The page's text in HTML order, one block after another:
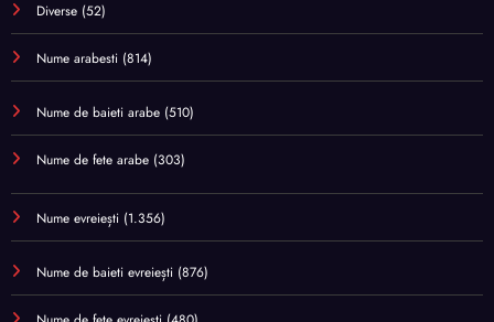
Diverse (52)
Nume arabesti (814)
Nume de baieti arabe (510)
Nume de fete arabe (303)
Nume evreiești (1.356)
Nume de baieti evreiești (876)